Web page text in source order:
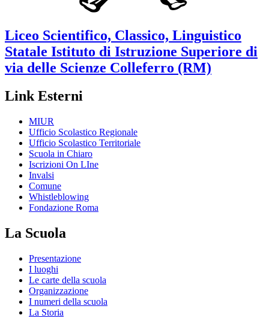
Liceo Scientifico, Classico, Linguistico
Statale Istituto di Istruzione Superiore di
via delle Scienze Colleferro (RM)
Link Esterni
MIUR
Ufficio Scolastico Regionale
Ufficio Scolastico Territoriale
Scuola in Chiaro
Iscrizioni On LIne
Invalsi
Comune
Whistleblowing
Fondazione Roma
La Scuola
Presentazione
I luoghi
Le carte della scuola
Organizzazione
I numeri della scuola
La Storia